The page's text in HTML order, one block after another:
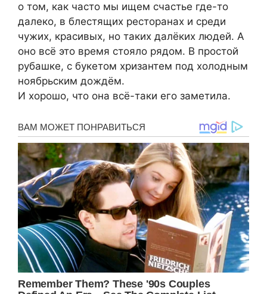
о том, как часто мы ищем счастье где-то
далеко, в блестящих ресторанах и среди
чужих, красивых, но таких далёких людей. А
оно всё это время стояло рядом. В простой
рубашке, с букетом хризантем под холодным
ноябрьским дождём.
И хорошо, что она всё-таки его заметила.